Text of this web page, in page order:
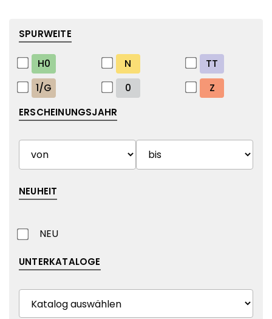
SPURWEITE
H0 N
TT
1/G
0 Z
ERSCHEINUNGSJAHR
NEUHEIT
NEU
UNTERKATALOGE